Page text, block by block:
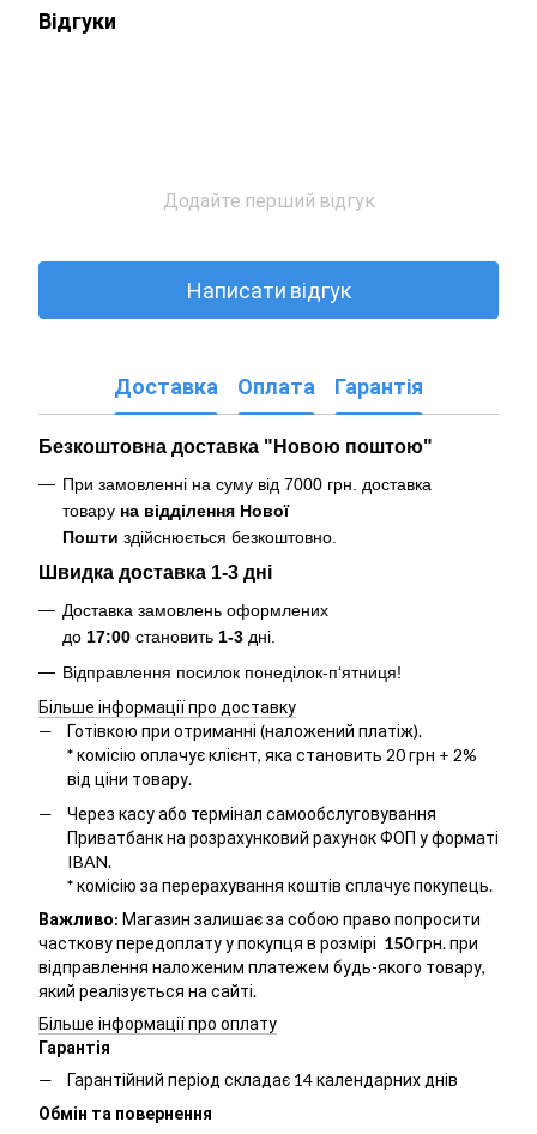
Відгуки
Додайте перший відгук
Написати відгук
Доставка Оплата Гарантія
Безкоштовна доставка "Новою поштою"
При замовленні на суму від 7000 грн. доставка
товару на відділення Нової
Пошти здійснюється безкоштовно
Швидка доставка 1-3 дні
Доставка замовлень оформлених
до 17:00 становить 1-3 дні.
Відправлення посилок понеділок-п‘ятниця!
Більше інформації про доставку
Готівкою при отриманні (наложений платіж).
*комісію оплачує клієнт, яка становить 20 грн + 2%
від ціни товару.
Через касу або термінал самообслуговування
Приватбанк на розрахунковий рахунок ФОП у форматі
IBAN.
*комісію за перерахування коштів сплачує покупець.
Важливо: Магазин залишає за собою право попросити
часткову передоплату у покупця в розмірі 150грн. при
відправлення наложеним платежем будь-якого товару,
який реалізується на сайті.
Більше інформації про оплату
Гарантія
Гарантійний період складає 14 календарних днів
Обмін та повернення